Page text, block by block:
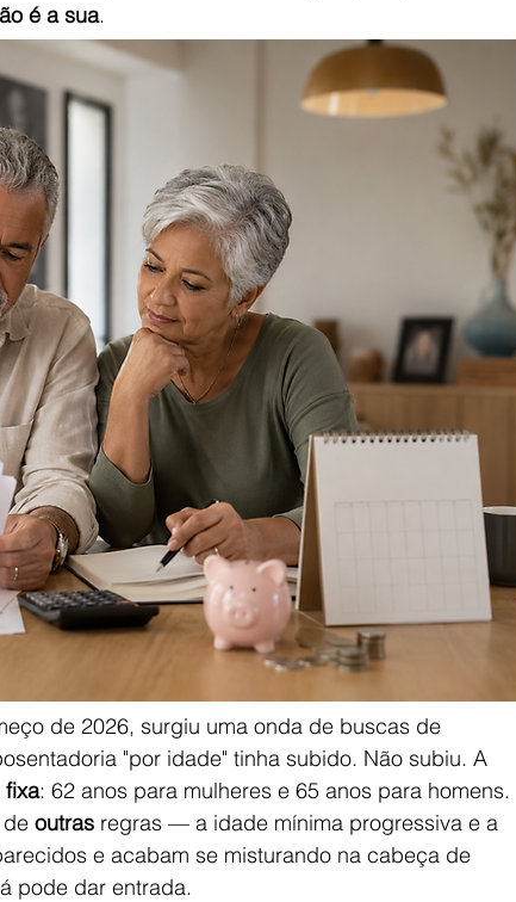
é a sua.
de 2026, surgiu uma onda de buscas de
"por idade" tinha subido. Não subiu. A
fixa: 62 anos para mulheres e 65 anos para homens.
outras regras — a idade mínima progressiva e a
e acabam se misturando na cabeça de
pode dar entrada.